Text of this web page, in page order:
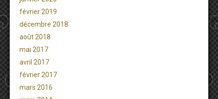
février 2019
décembre 2018
août 2018
mai 2017
avril 2017
février 2017
mars 2016